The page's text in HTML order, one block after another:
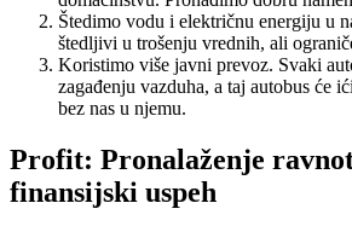
Štedimo vodu i električnu energiju u
štedljivi u trošenju vrednih, ali
Koristimo više javni prevoz. Svaki
zagađenju vazduha, a taj autobus će
bez nas u njemu.
Profit: Pronalaženje
finansijski uspeh